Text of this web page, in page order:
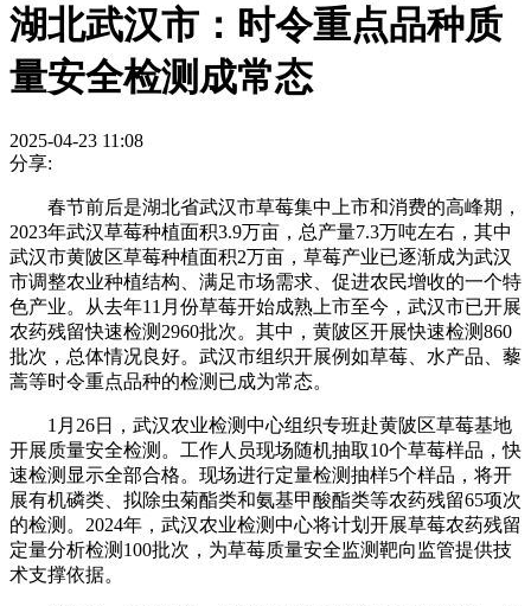
湖北武汉市：时令重点品种质
量安全检测成常态
2025-04-23 11:08
分享:
春节前后是湖北省武汉市草莓集中上市和消费的高峰期，
2023年武汉草莓种植面积3.9万亩，总产量7.3万吨左右，其中
武汉市黄陂区草莓种植面积2万亩，草莓产业已逐渐成为武汉
市调整农业种植结构、满足市场需求、促进农民增收的一个特
色产业。从去年11月份草莓开始成熟上市至今，武汉市已开展
农药残留快速检测2960批次。其中，黄陂区开展快速检测860
批次，总体情况良好。武汉市组织开展例如草莓、水产品、藜
蒿等时令重点品种的检测已成为常态。
1月26日，武汉农业检测中心组织专班赴黄陂区草莓基地
开展质量安全检测。工作人员现场随机抽取10个草莓样品，快
速检测显示全部合格。现场进行定量检测抽样5个样品，将开
展有机磷类、拟除虫菊酯类和氨基甲酸酯类等农药残留65项次
的检测。2024年，武汉农业检测中心将计划开展草莓农药残留
定量分析检测100批次，为草莓质量安全监测靶向监管提供技
术支撑依据。